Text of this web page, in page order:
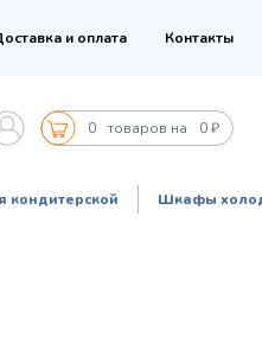
и оплата Контакты
0 товаров на 0 ₽
кондитерской Шкафы